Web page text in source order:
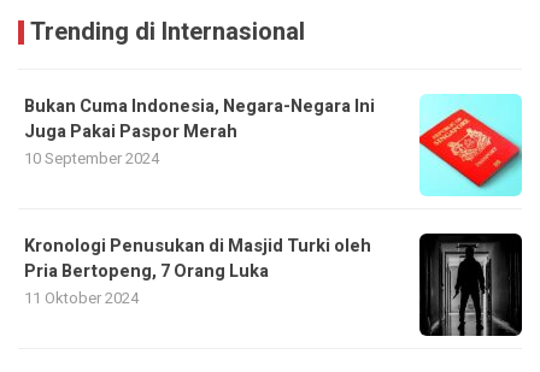
Trending di Internasional
Bukan Cuma Indonesia, Negara-Negara Ini
Juga Pakai Paspor Merah
10 September 2024
Kronologi Penusukan di Masjid Turki oleh
Pria Bertopeng, 7 Orang Luka
11 Oktober 2024